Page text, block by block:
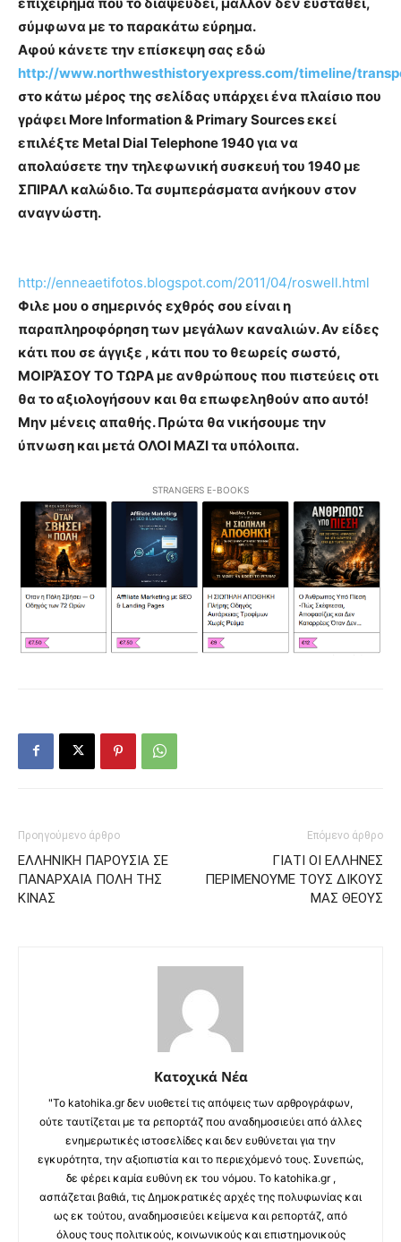
σύμφωνα με το παρακάτω εύρημα.
Αφού κάνετε την επίσκεψη σας εδώ
http://www.northwesthistoryexpress.com/timeline/
στο κάτω μέρος της σελίδας υπάρχει ένα πλαίσιο που
γράφει More Information& PrimarySourcesεκεί
επιλέξτε Metal DialTelephone1940για να
απολαύσετε την τηλεφωνική συσκευή του 1940 με
ΣΠΙΡΑΛ καλώδιο.Τα συμπεράσματα ανήκουν στον
αναγνώστη.
http://enneaetifotos.blogspot.com/2011/04/roswell.html
Φιλε μου ο σημερινός εχθρός σου είναι η
παραπληροφόρηση των μεγάλων καναλιών. Αν είδες
κάτι που σε άγγιξε , κάτι που το θεωρείς σωστό,
ΜΟΙΡΆΣΟΥ ΤΟ ΤΩΡΑ με ανθρώπους που πιστεύεις οτι
θα το αξιολογήσουν και θα επωφεληθούν απο αυτό!
Μην μένεις απαθής. Πρώτα θα νικήσουμε την
ύπνωση και μετά ΟΛΟΙ ΜΑΖΙ τα υπόλοιπα.
STRANGERS E-BOOKS
Προηγούμενο άρθρο
ΕΛΛΗΝΙΚΗ ΠΑΡΟΥΣΙΑ ΣΕ
ΠΑΝΑΡΧΑΙΑ ΠΟΛΗ ΤΗΣ
ΚΙΝΑΣ
Επόμενο άρθρο
ΓΙΑΤΙ ΟΙ ΕΛΛΗΝΕΣ
ΠΕΡΙΜΕΝΟΥΜΕ ΤΟΥΣ ΔΙΚΟΥΣ
ΜΑΣ ΘΕΟΥΣ
Κατοχικά Νέα
"Το katohika.gr δεν υιοθετεί τις απόψεις των αρθρογράφων,
ούτε ταυτίζεται με τα ρεπορτάζ που αναδημοσιεύει από άλλες
ενημερωτικές ιστοσελίδες και δεν ευθύνεται για την
εγκυρότητα, την αξιοπιστία και το περιεχόμενό τους. Συνεπώς,
δε φέρει καμία ευθύνη εκ του νόμου. Το katohika.gr ,
ασπάζεται βαθιά, τις Δημοκρατικές αρχές της πολυφωνίας και
ως εκ τούτου, αναδημοσιεύει κείμενα και ρεπορτάζ, από
όλους τους πολιτικούς, κοινωνικούς και επιστημονικούς